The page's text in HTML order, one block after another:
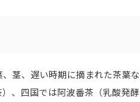
茎、遅い時期に摘まれた茶葉
、四国では阿波番茶（乳酸発